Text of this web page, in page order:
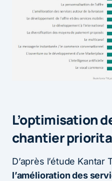
L’optimisation
chantier
D’après l’étude Kantar
l’amélioration des